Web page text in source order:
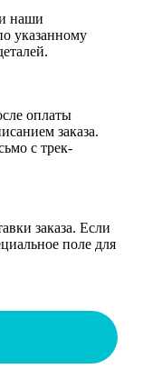
наши
указанному
оплаты
заказа.
с трек-
заказа. Если
поле для